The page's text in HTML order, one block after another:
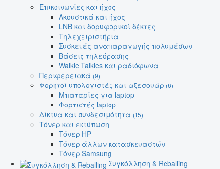
Επικοινωνίες και ήχος
Ακουστικά και ήχος
LNB και δορυφορικοί δέκτες
Τηλεχειριστήρια
Συσκευές αναπαραγωγής πολυμέσων
Βάσεις τηλεόρασης
Walkie Talkies και ραδιόφωνα
Περιφερειακά (9)
Φορητοί υπολογιστές και αξεσουάρ (6)
Μπαταρίες για laptop
Φορτιστές laptop
Δίκτυα και συνδεσιμότητα (15)
Τόνερ και εκτύπωση
Τόνερ HP
Τόνερ άλλων κατασκευαστών
Τόνερ Samsung
Συγκόλληση & Reballing